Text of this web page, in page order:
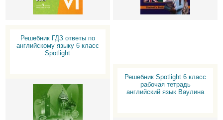
Решебник ГДЗ ответы по
английскому языку 6 класс
Spotlight
Решебник Spotlight 6 класс
рабочая тетрадь
английский язык Ваулина